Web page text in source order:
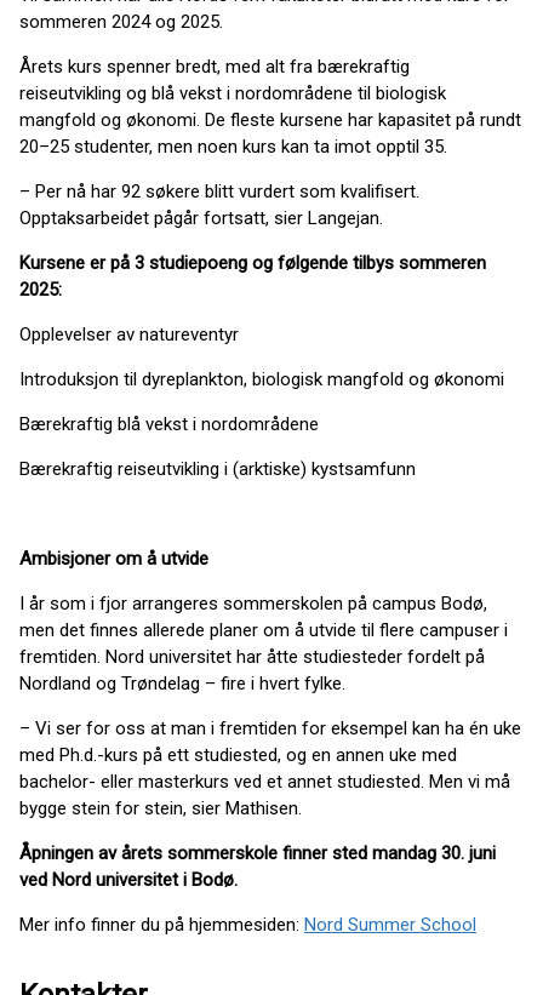
sommeren 2024 og 2025.
Årets kurs spenner bredt, med alt fra bærekraftig
reiseutvikling og blå vekst i nordområdene til biologisk
mangfold og økonomi. De fleste kursene har kapasitet på rundt
20–25 studenter, men noen kurs kan ta imot opptil 35.
– Per nå har 92 søkere blitt vurdert som kvalifisert.
Opptaksarbeidet pågår fortsatt, sier Langejan.
Kursene er på 3 studiepoeng og følgende tilbys sommeren
2025:
Opplevelser av natureventyr
Introduksjon til dyreplankton, biologisk mangfold og økonomi
Bærekraftig blå vekst i nordområdene
Bærekraftig reiseutvikling i (arktiske) kystsamfunn
Ambisjoner om å utvide
I år som i fjor arrangeres sommerskolen på campus Bodø,
men det finnes allerede planer om å utvide til flere campuser i
fremtiden. Nord universitet har åtte studiesteder fordelt på
Nordland og Trøndelag – fire i hvert fylke.
– Vi ser for oss at man i fremtiden for eksempel kan ha én uke
med Ph.d.-kurs på ett studiested, og en annen uke med
bachelor- eller masterkurs ved et annet studiested. Men vi må
bygge stein for stein, sier Mathisen.
Åpningen av årets sommerskole finner sted mandag 30. juni
ved Nord universitet i Bodø.
Mer info finner du på hjemmesiden: Nord Summer School